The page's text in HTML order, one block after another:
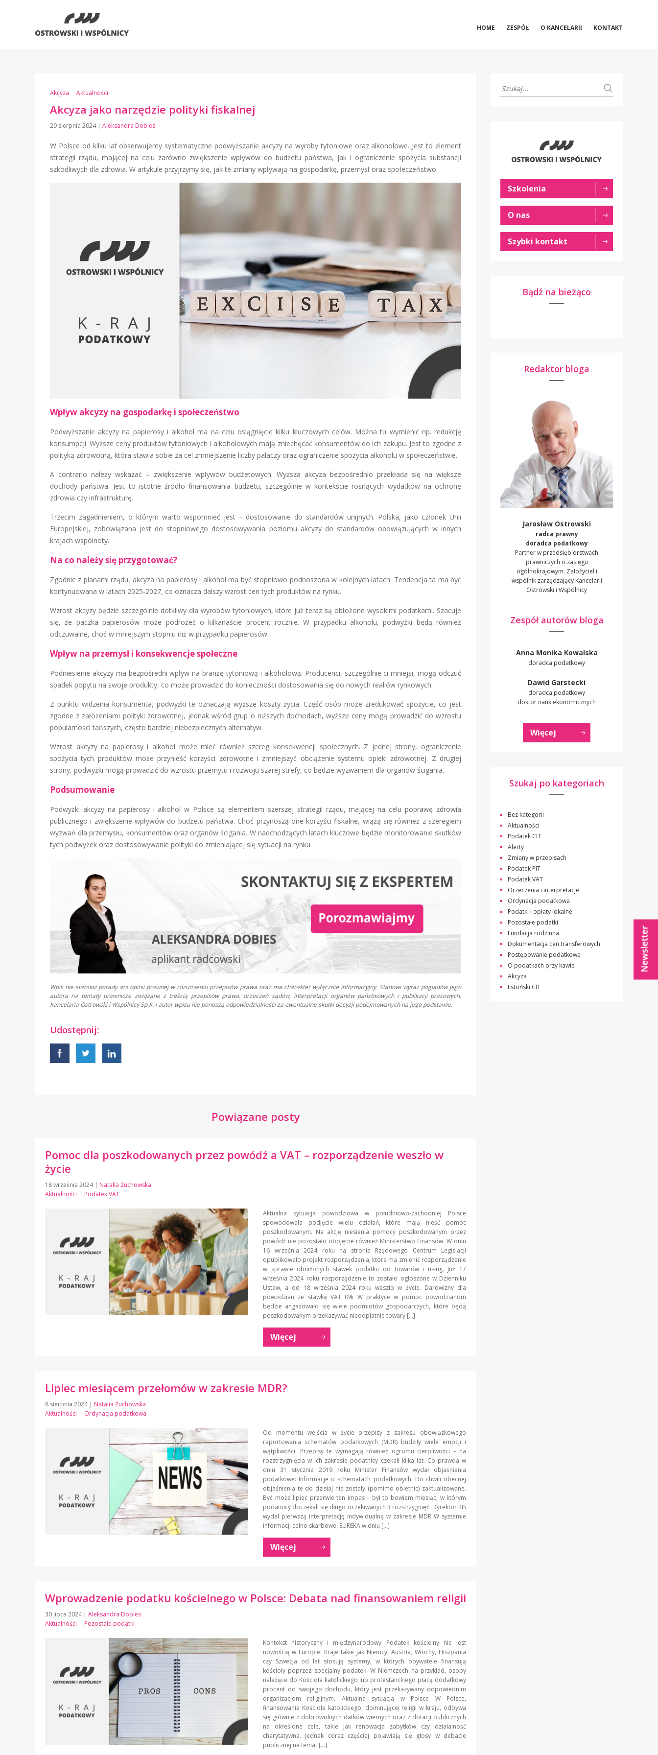
HOME ZESPÓŁ O KANCELARII KONTAKT
Akcyza Aktualności
Akcyza jako narzędzie polityki fiskalnej
29 sierpnia 2024 | Aleksandra Dobies
W Polsce od kilku lat obserwujemy systematyczne podwyższanie akcyzy na wyroby tytoniowe oraz alkoholowe. Jest to element
strategii rządu, mającej na celu zarówno zwiększenie wpływów do budżetu państwa, jak i ograniczenie spożycia substancji
szkodliwych dla zdrowia. W artykule przyjrzymy się, jak te zmiany wpływają na gospodarkę, przemysł oraz społeczeństwo.
Wpływ akcyzy na gospodarkę i społeczeństwo
Podwyższanie akcyzy na papierosy i alkohol ma na celu osiągnięcie kilku kluczowych celów. Można tu wymienić np. redukcję
konsumpcji. Wyższe ceny produktów tytoniowych i alkoholowych mają zniechęcać konsumentów do ich zakupu. Jest to zgodne z
polityką zdrowotną, która stawia sobie za cel zmniejszenie liczby palaczy oraz ograniczenie spożycia alkoholu w społeczeństwie.
A contrario należy wskazać – zwiększenie wpływów budżetowych. Wyższa akcyza bezpośrednio przekłada się na większe
dochody państwa. Jest to istotne źródło finansowania budżetu, szczególnie w kontekście rosnących wydatków na ochronę
zdrowia czy infrastrukturę.
Trzecim zagadnieniem, o którym warto wspomnieć jest – dostosowanie do standardów unijnych. Polska, jako członek Unii
Europejskiej, zobowiązana jest do stopniowego dostosowywania poziomu akcyzy do standardów obowiązujących w innych
krajach wspólnoty.
Na co należy się przygotować?
Zgodnie z planami rządu, akcyza na papierosy i alkohol ma być stopniowo podnoszona w kolejnych latach. Tendencja ta ma być
kontynuowana w latach 2025-2027, co oznacza dalszy wzrost cen tych produktów na rynku.
Wzrost akcyzy będzie szczególnie dotkliwy dla wyrobów tytoniowych, które już teraz są obłożone wysokimi podatkami. Szacuje
się, że paczka papierosów może podrożeć o kilkanaście procent rocznie. W przypadku alkoholu, podwyżki będą również
odczuwalne, choć w mniejszym stopniu niż w przypadku papierosów.
Wpływ na przemysł i konsekwencje społeczne
Podniesienie akcyzy ma bezpośredni wpływ na branżę tytoniową i alkoholową. Producenci, szczególnie ci mniejsi, mogą odczuć
spadek popytu na swoje produkty, co może prowadzić do konieczności dostosowania się do nowych realiów rynkowych.
Z punktu widzenia konsumenta, podwyżki te oznaczają wyższe koszty życia. Część osób może zredukować spożycie, co jest
zgodne z założeniami polityki zdrowotnej, jednak wśród grup o niższych dochodach, wyższe ceny mogą prowadzić do wzrostu
popularności tańszych, często bardziej niebezpiecznych alternatyw.
Wzrost akcyzy na papierosy i alkohol może mieć również szereg konsekwencji społecznych. Z jednej strony, ograniczenie
spożycia tych produktów może przynieść korzyści zdrowotne i zmniejszyć obciążenie systemu opieki zdrowotnej. Z drugiej
strony, podwyżki mogą prowadzić do wzrostu przemytu i rozwoju szarej strefy, co będzie wyzwaniem dla organów ścigania.
Podsumowanie
Podwyżki akcyzy na papierosy i alkohol w Polsce są elementem szerszej strategii rządu, mającej na celu poprawę zdrowia
publicznego i zwiększenie wpływów do budżetu państwa. Choć przynoszą one korzyści fiskalne, wiążą się również z szeregiem
wyzwań dla przemysłu, konsumentów oraz organów ścigania. W nadchodzących latach kluczowe będzie monitorowanie skutków
tych podwyżek oraz dostosowywanie polityki do zmieniającej się sytuacji na rynku.
Wpis nie stanowi porady ani opinii prawnej w rozumieniu przepisów prawa oraz ma charakter wyłącznie informacyjny. Stanowi wyraz poglądów jego
autora na tematy prawnicze związane z treścią przepisów prawa, orzeczeń sądów, interpretacji organów państwowych i publikacji prasowych.
Kancelaria Ostrowski i Wspólnicy Sp.K. i autor wpisu nie ponoszą odpowiedzialności za ewentualne skutki decyzji podejmowanych na jego podstawie.
Udostępnij:
Powiązane posty
Pomoc dla poszkodowanych przez powódź a VAT – rozporządzenie weszło w
życie
18 września 2024 | Natalia Żuchowska
Aktualności
Podatek VAT
Aktualna sytuacja powodziowa w południowo-zachodniej Polsce
spowodowała podjęcie wielu działań, które mają nieść pomoc
poszkodowanym. Na akcję niesienia pomocy poszkodowanym przez
powódź nie pozostało obojętne również Ministerstwo Finansów. W dniu
16 września 2024 roku na stronie Rządowego Centrum Legislacji
opublikowało projekt rozporządzenia, które ma zmienić rozporządzenie
w sprawie obniżonych stawek podatku od towarów i usług. Już 17
września 2024 roku rozporządzenie to zostało ogłoszone w Dzienniku
Ustaw, a od 18 września 2024 roku weszło w życie. Darowizny dla
powodzian ze stawką VAT 0% W praktyce w pomoc powodzianom
będzie angażowało się wiele podmiotów gospodarczych, które będą
poszkodowanym przekazywać nieodpłatnie towary […]
Więcej
Lipiec miesiącem przełomów w zakresie MDR?
8 sierpnia 2024 | Natalia Żuchowska
Aktualności
Ordynacja podatkowa
Od momentu wejścia w życie przepisy z zakresu obowiązkowego
raportowania schematów podatkowych (MDR) budziły wiele emocji i
wątpliwości. Przepisy te wymagają również ogromu cierpliwości – na
rozstrzygnięcia w ich zakresie podatnicy czekali kilka lat. Co prawda w
dniu 31 stycznia 2019 roku Minister Finansów wydał objaśnienia
podatkowe: Informacje o schematach podatkowych. Do chwili obecnej
objaśnienia te do dzisiaj nie zostały (pomimo obietnic) zaktualizowane.
Być może lipiec przerwie ten impas – był to bowiem miesiąc, w którym
podatnicy doczekali się długo oczekiwanych 3 rozstrzygnięć. Dyrektor KIS
wydał pierwszą interpretację indywidualną w zakresie MDR W systemie
informacji celno skarbowej EUREKA w dniu […]
Więcej
Wprowadzenie podatku kościelnego w Polsce: Debata nad finansowaniem religii
30 lipca 2024 | Aleksandra Dobies
Aktualności
Pozostałe podatki
Kontekst historyczny i międzynarodowy Podatek kościelny nie jest
nowością w Europie. Kraje takie jak Niemcy, Austria, Włochy, Hiszpania
czy Szwecja od lat stosują systemy, w których obywatele finansują
kościoły poprzez specjalny podatek. W Niemczech na przykład, osoby
należące do Kościoła katolickiego lub protestanckiego płacą dodatkowy
procent od swojego dochodu, który jest przekazywany odpowiednim
organizacjom religijnym. Aktualna sytuacja w Polsce W Polsce,
finansowanie Kościoła katolickiego, dominującej religii w kraju, odbywa
się głównie z dobrowolnych datków wiernych oraz z dotacji publicznych
na określone cele, takie jak renowacja zabytków czy działalność
charytatywna. Jednak coraz częściej pojawiają się głosy w debacie
publicznej na temat […]
Szkolenia
O nas
Szybki kontakt
Bądź na bieżąco
Redaktor bloga
Jarosław Ostrowski
radca prawny
doradca podatkowy
Partner w przedsiębiorstwach
prawniczych o zasięgu
ogólnokrajowym. Założyciel i
wspólnik zarządzający Kancelarii
Ostrowski i Wspólnicy
Zespół autorów bloga
Anna Monika Kowalska
doradca podatkowy
Dawid Garstecki
doradca podatkowy
doktor nauk ekonomicznych
Więcej
Szukaj po kategoriach
Bez kategorii
Aktualności
Podatek CIT
Alerty
Zmiany w przepisach
Podatek PIT
Podatek VAT
Orzeczenia i interpretacje
Ordynacja podatkowa
Podatki i opłaty lokalne
Pozostałe podatki
Fundacja rodzinna
Dokumentacja cen transferowych
Postępowanie podatkowe
O podatkach przy kawie
Akcyza
Estoński CIT